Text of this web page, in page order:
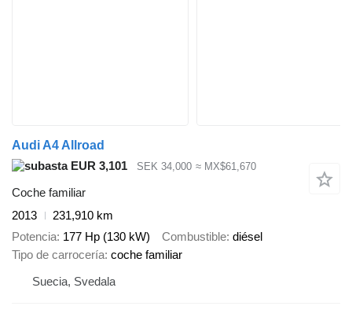
Audi A4 Allroad
EUR 3,101
SEK 34,000 ≈ MX$61,670
Coche familiar
2013
231,910 km
Potencia 177 Hp (130 kW) Combustible diésel
Tipo de carrocería coche familiar
Suecia, Svedala